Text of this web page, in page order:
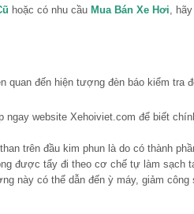
hoặc có nhu cầu Mua Bán Xe Hơi ,
quan đến hiện tượng đèn báo kiểm tra
ngay website Xehoiviet.com để biết
trên đầu kim phun là do có thành
được tẩy đi theo cơ chế tự làm sạch
này có thể dẫn đến ỳ máy, giảm công